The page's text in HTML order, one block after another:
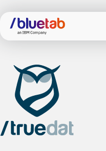
Truedat